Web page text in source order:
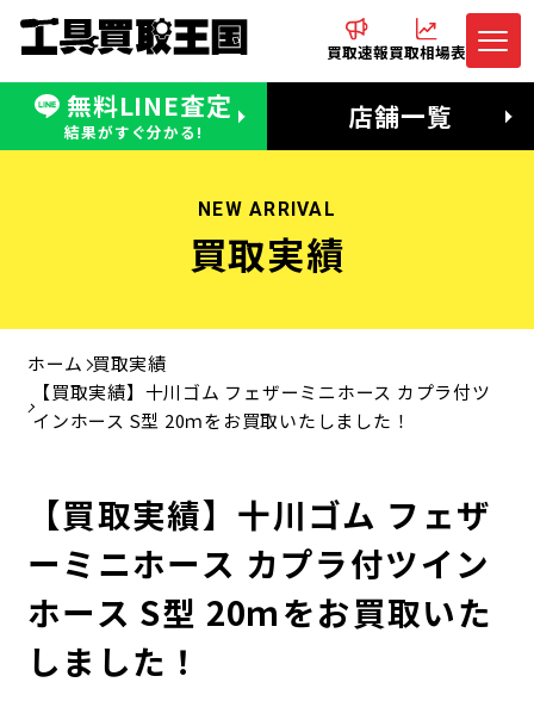
買取速報買取相場表
無料LINE査定
結果がすぐ分かる! 店舗一覧
無料LINE査定
受付：11:00〜19:00 木曜定休日
電話でお問合わせ
営業時間：11:00〜20:00
NEW ARRIVAL
買取実績
ホーム 買取実績
【買取実績】十川ゴム フェザーミニホース カプラ付ツ
インホース S型 20ｍをお買取いたしました！
【買取実績】十川ゴム フェザ
ーミニホース カプラ付ツイン
ホース S型 20ｍをお買取いた
しました！